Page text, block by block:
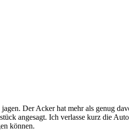
Der Acker hat mehr als genug
angesagt. Ich verlasse kurz die
können.